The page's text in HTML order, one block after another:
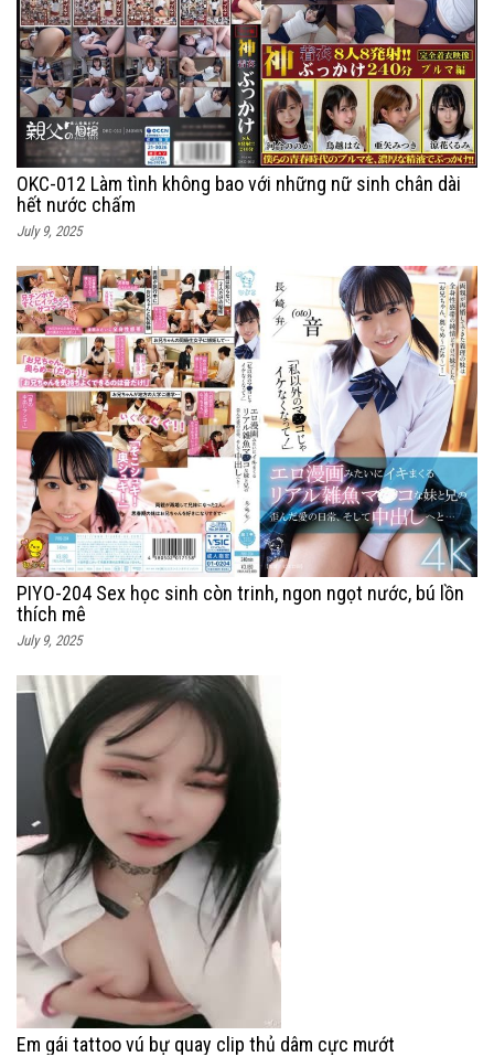
OKC-012 Làm tình không bao với những nữ sinh chân dài
hết nước chấm
July 9, 2025
PIYO-204 Sex học sinh còn trinh, ngon ngọt nước, bú lồn
thích mê
July 9, 2025
Em gái tattoo vú bự quay clip thủ dâm cực mướt